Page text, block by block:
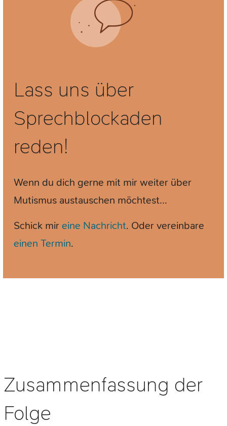
Lass uns über
Sprechblockaden
reden!
Wenn du dich gerne mit mir weiter über
Mutismus austauschen möchtest...
Schick mir eine Nachricht. Oder vereinbare
einen Termin.
Zusammenfassung der
Folge